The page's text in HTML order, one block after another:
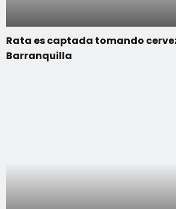
Rata es captada tomando
Barranquilla